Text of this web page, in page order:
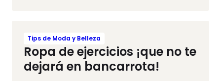
Tips de Moda y Belleza
Ropa de ejercicios ¡que no te
dejará en bancarrota!